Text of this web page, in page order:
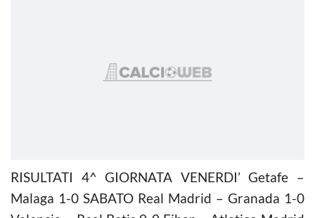
RISULTATI 4^ GIORNATA VENERDI’ Getafe –
Malaga 1-0 SABATO Real Madrid – Granada 1-0